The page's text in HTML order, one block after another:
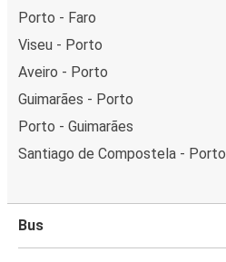
Porto - Faro
Viseu - Porto
Aveiro - Porto
Guimarães - Porto
Porto - Guimarães
Santiago de Compostela - Porto
Bus